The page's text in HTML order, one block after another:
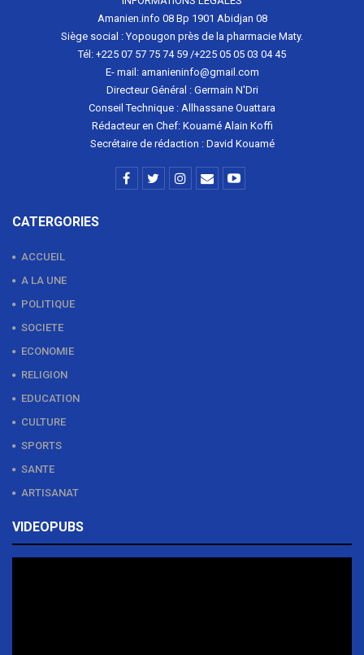
Amanien.info 08 Bp 1901 Abidjan 08
Siège social : Yopougon près de la pharmacie Maty.
Tél: +225 07 57 75 74 59 /+225 05 05 03 04 45
E- mail: amanieninfo@gmail.com
Directeur Général : Germain N'Dri
Conseil Technique : Allhassane Ouattara
Rédacteur en Chef: Kouamé Alain Koffi
Secrétaire de rédaction : David Kouamé
CATERGORIES
ACCUEIL
A LA UNE
POLITIQUE
SOCIETE
ECONOMIE
RELIGION
EDUCATION
CULTURE
SPORTS
SANTE
ARTISANAT
VIDEOPUBS